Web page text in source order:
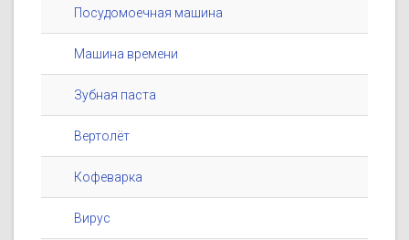
Посудомоечная машина
Машина времени
Зубная паста
Вертолёт
Кофеварка
Вирус